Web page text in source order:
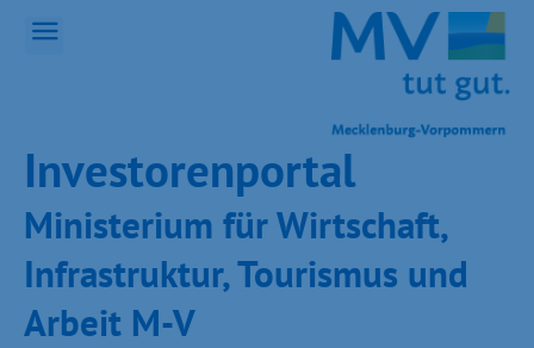
Inves­toren­por­tal
Ministeri­um für Wirt­schaft,
Infra­struk­tur, Tou­ris­mus und
Ar­beit M-V